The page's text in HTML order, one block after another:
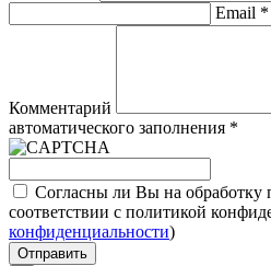
Email *
Комментарий
автоматического заполнения *
Согласны ли Вы на обработку
соответствии с политикой
конфиденциальности)
Отправить